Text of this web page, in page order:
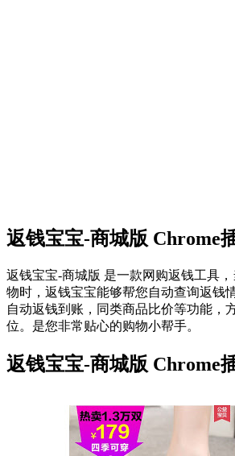
返钱宝宝-商城版 Chrome
返钱宝宝-商城版 是一款网购返钱工具
物时，返钱宝宝能够帮您自动查询返钱
自动返钱到账，同类商品比价等功能，
位。是您非常贴心的购物小帮手。
返钱宝宝-商城版 Chrome